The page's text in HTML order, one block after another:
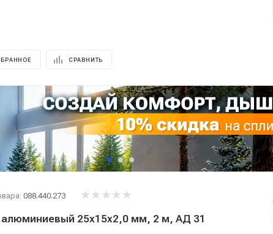
СРАВНИТЬ
088.440.273
алюминиевый 25x15x2,0 мм, 2 м, АД 31